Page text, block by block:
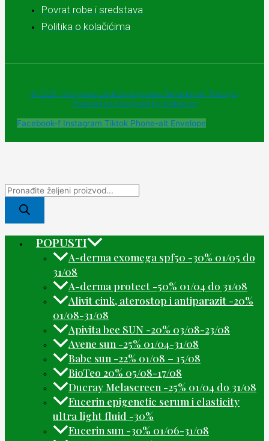
Povrat robe i sredstava
Politika o kolačićima
© 2025 - Sva prava zadržava Apoteke "Belladonna" Trebinje |
Powered and designed by Webherzz
Facebook-f Instagram Tiktok Phone-alt Envelope
POPUSTI
A-derma exomega spf50 -30% 01/05 do
31/08
A-derma protect -50% 01/04 do 31/08
Alivit cink, aterostop i antiparazit -20%
01/08-31/08
Apivita bee SUN -20% 03/08-23/08
Avene sun -25% 01/04-31/08
Babe sun -22% 01/08 – 15/08
BioTeo 20% 05/08-17/08
Ducray Melascreen -25% 01/04 do 31/08
Eucerin epigenetic serum i elasticity
ultra light fluid -30%
Eucerin sun -30% 01/06-31/08